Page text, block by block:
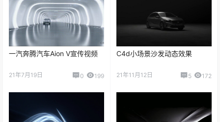
一汽奔腾汽车Aion V宣传视频
21年7月19日 0 199
C4d小场景沙发动态效果
21年11月12日 5 172